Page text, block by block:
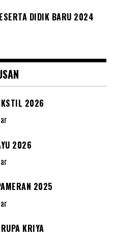
DIDIK BARU 2024
2026
2026
2025
KRIYA